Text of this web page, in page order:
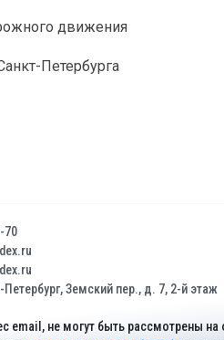
движения
Петербурга
70
Петербург, Земский пер., д. 7, 2-й этаж
email, не могут быть рассмотрены на